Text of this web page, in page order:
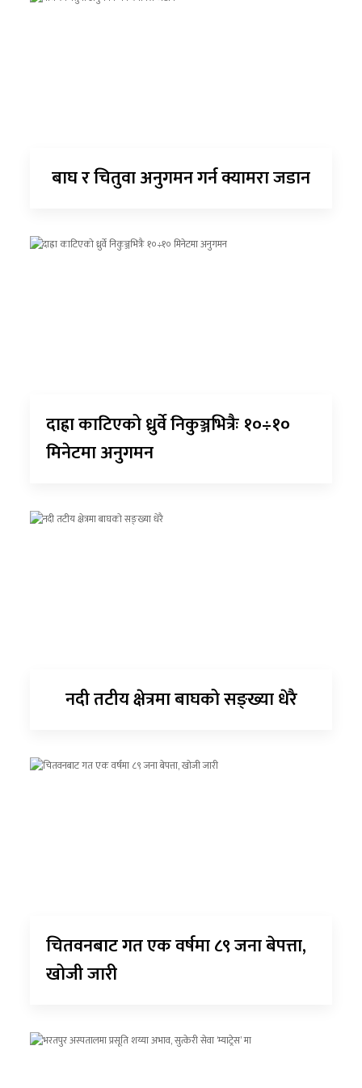
बाघ र चितुवा अनुगमन गर्न क्यामरा जडान
दाह्रा काटिएको ध्रुर्वे निकुञ्जभित्रैः १०÷१०
मिनेटमा अनुगमन
नदी तटीय क्षेत्रमा बाघको सङ्ख्या धेरै
चितवनबाट गत एक वर्षमा ८९ जना बेपत्ता,
खोजी जारी